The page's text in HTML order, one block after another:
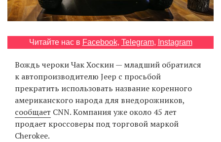
Читайте нас в Facebook, Telegram, Instagram
Вождь чероки Чак Хоскин — младший обратился
к автопроизводителю Jeep с просьбой
прекратить использовать название коренного
американского народа для внедорожников,
сообщает CNN. Компания уже около 45 лет
продает кроссоверы под торговой маркой
Cherokee.